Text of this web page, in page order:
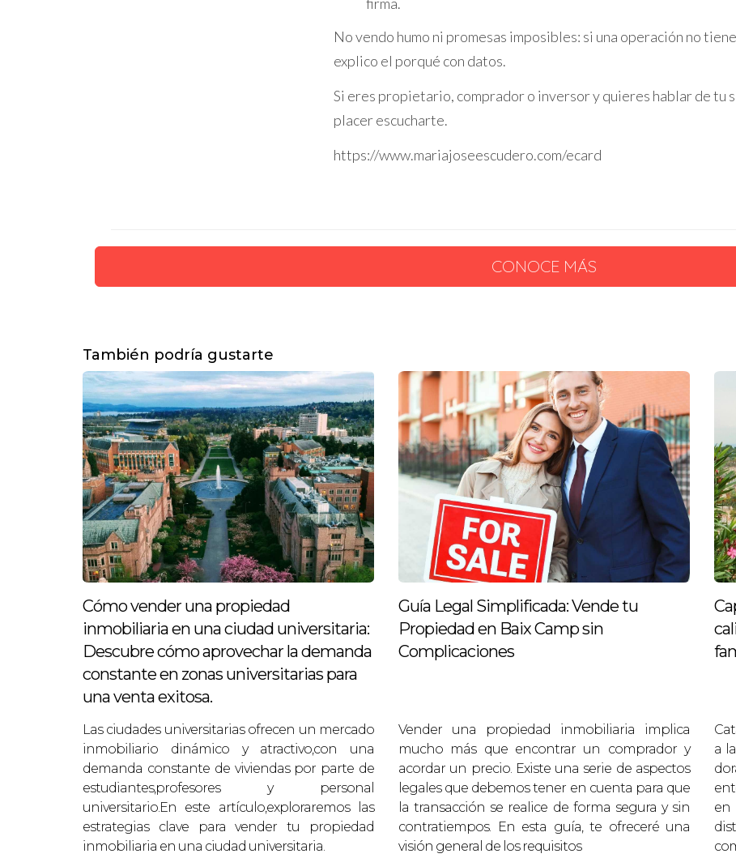
No vendo humo ni promesas imposibles: si una operación no
explico el porqué con datos.
Si eres propietario, comprador o inversor y quieres hablar de tu
placer escucharte.
https://www.mariajoseescudero.com/ecard
CONOCE MÁS
También podría gustarte
Cómo vender una propiedad
inmobiliaria en una ciudad universitaria:
Descubre cómo aprovechar la demanda
constante en zonas universitarias para
una venta exitosa.
Las ciudades universitarias ofrecen un mercado
inmobiliario dinámico y atractivo,con una
demanda constante de viviendas por parte de
estudiantes,profesores y personal
universitario.En este artículo,exploraremos las
estrategias clave para vender tu propiedad
inmobiliaria en una ciudad universitaria.
Guía Legal Simplificada: Vende tu
Propiedad en Baix Camp sin
Complicaciones
Vender una propiedad inmobiliaria implica
mucho más que encontrar un comprador y
acordar un precio. Existe una serie de aspectos
legales que debemos tener en cuenta para que
la transacción se realice de forma segura y sin
contratiempos. En esta guía, te ofreceré una
visión general de los requisitos
a
en